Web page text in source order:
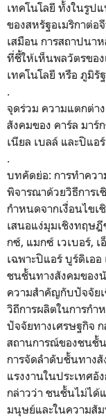
เทคโนโลยี ทั้งในรูป
ของสหรัฐอเมริกาต่
เสมือน การสถาปนา
ที่ชี้ให้เห็นพลวัตรขอ
เทคโนโลยี หรือ ภูมิรั
.
จุดร่วม ความแตกต่า
สังคมของ คาร์ล มาร์
เนียล เบลล์ และปิแอ
.
บทคัดย่อ: การทำคว
พิจารณาด้วยวิธีการ
กำหนดจากเงื่อนไขเ
เสนอแง่มุมเชิงทฤษ
กซ์, แมกซ์ เวเบอร์, เ
เฉพาะปิแอร์ บูร์ดิเอ
ชนชั้นทางสังคมของ
ความสำคัญกับปัจจัยเ
วิถีการผลิตในการก
ปัจจัยทางเศรษฐกิจ
สถานการณ์ของชนชั้
การจัดลำดับชั้นทาง
แรงงานในประเทศ
กล่าวว่า ชนชั้นไม่ได้
มนุษย์และในความสัม